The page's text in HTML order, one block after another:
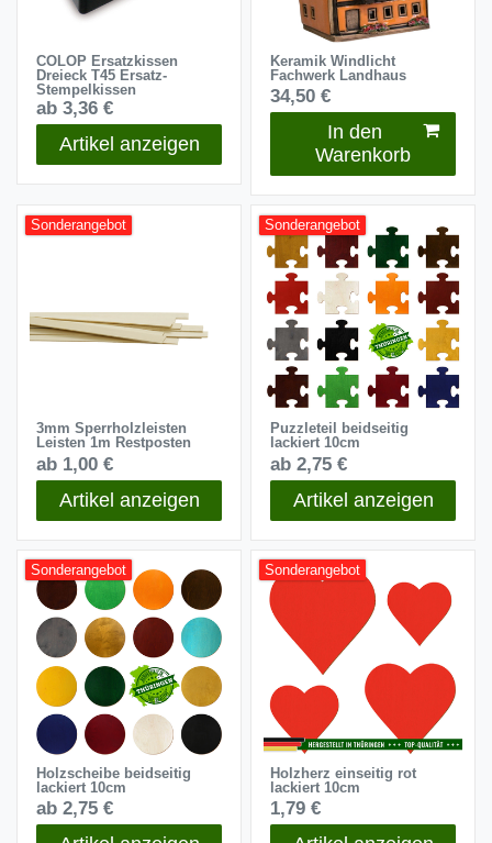
COLOP Ersatzkissen
Dreieck T45 Ersatz-
Stempelkissen
ab 3,36 €
Artikel anzeigen
Keramik Windlicht
Fachwerk Landhaus
34,50 €
In den
Warenkorb
Sonderangebot
3mm Sperrholzleisten
Leisten 1m Restposten
ab 1,00 €
Artikel anzeigen
Sonderangebot
Puzzleteil beidseitig
lackiert 10cm
ab 2,75 €
Artikel anzeigen
Sonderangebot
Holzscheibe beidseitig
lackiert 10cm
ab 2,75 €
Sonderangebot
Holzherz einseitig rot
lackiert 10cm
1,79 €